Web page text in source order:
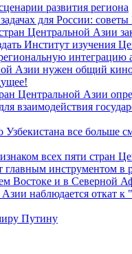
развития региона
для России:
Центральной Азии
Институт изучения
Азии нужен общий
Центральной Азии
взаимодействия
все больше
всех пяти стран
главным инструментом
Востоке и в Северной
наблюдается откат
Путину